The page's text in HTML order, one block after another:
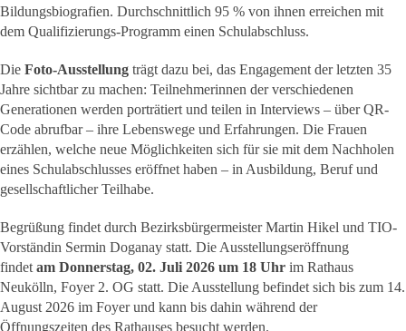
Bildungsbiografien. Durchschnittlich 95 % von ihnen erreichen mit
dem Qualifizierungs-Programm einen Schulabschluss.
Die Foto-Ausstellung trägt dazu bei, das Engagement der letzten 35
Jahre sichtbar zu machen: Teilnehmerinnen der verschiedenen
Generationen werden porträtiert und teilen in Interviews – über QR-
Code abrufbar – ihre Lebenswege und Erfahrungen. Die Frauen
erzählen, welche neue Möglichkeiten sich für sie mit dem Nachholen
eines Schulabschlusses eröffnet haben – in Ausbildung, Beruf und
gesellschaftlicher Teilhabe.
Begrüßung findet durch Bezirksbürgermeister Martin Hikel und TIO-
Vorständin Sermin Doganay statt. Die Ausstellungseröffnung
findet am Donnerstag, 02. Juli 2026 um 18 Uhr im Rathaus
Neukölln, Foyer 2. OG statt. Die Ausstellung befindet sich bis zum 14.
August 2026 im Foyer und kann bis dahin während der
Öffnungszeiten des Rathauses besucht werden.